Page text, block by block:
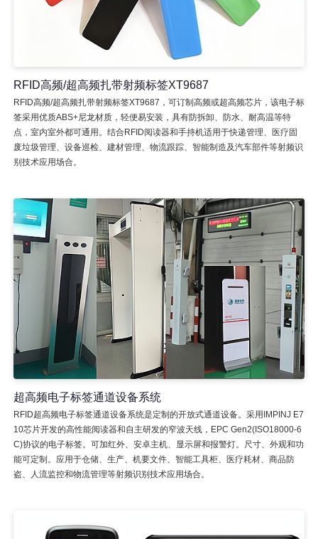
RFID高频/超高频扎带射频标签XT9687
RFID高频/超高频扎带射频标签XT9687，可订制高频或超高频芯片，该电子标
签采用优质ABS+尼龙材质，轻便易安装，具有防拆卸、防水、耐高温等特
点，室内室外都可通用。结合RFID阅读器和手持机适用于快递管理、医疗固
废垃圾管理、设备巡检、建材管理、物流跟踪、智能制造及汽车部件等射频识
别技术应用场合。
超高频电子标签通道设备系统
RFID超高频电子标签通道设备系统是定制的开放式通道设备。采用IMPINJ E7
10芯片开发的高性能阅读器和自主研发的窄波天线，EPC Gen2(ISO18000-6
C)协议的电子标签。可加红外、安卓主机、显示屏和报警灯。尺寸、外观和功
能可定制。应用于仓储、生产、机要文件、智能工具柜、医疗耗材、商品防
盗、人流监控和物流管理等射频识别技术应用场合。